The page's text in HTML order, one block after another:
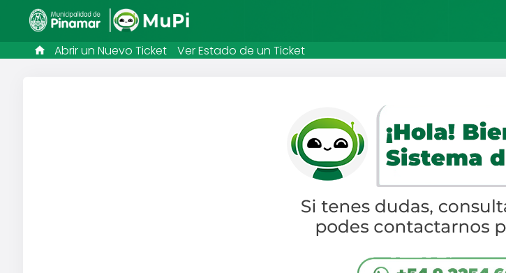
Abrir un Nuevo Ticket Ver Estado de un Ticket